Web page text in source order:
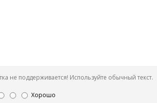
не поддерживается! Используйте обычный текст.
Хорошо